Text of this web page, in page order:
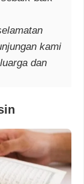
kami
dan